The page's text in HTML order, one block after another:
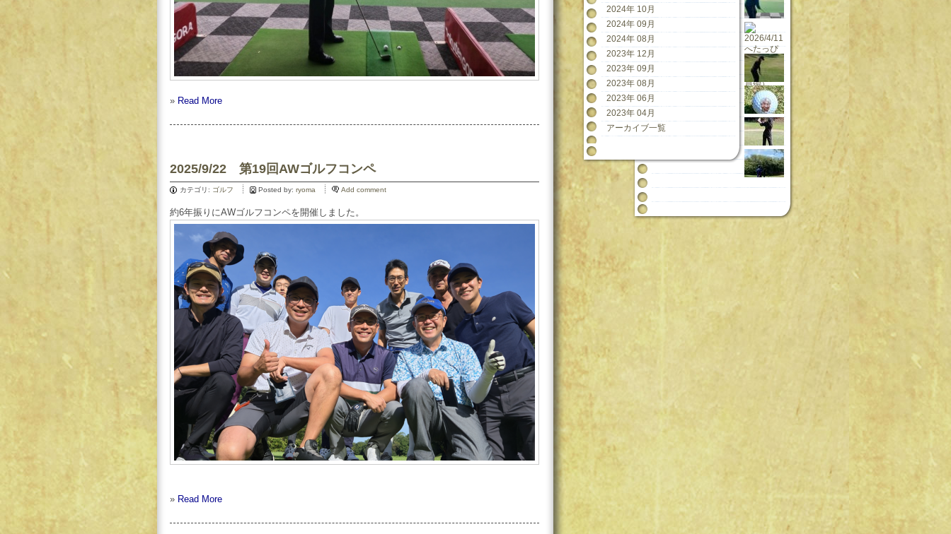
» Read More
2025/9/22 第19回AWゴルフコンペ
カテゴリ: ゴルフ Posted by: ryoma Add comment
約6年振りにAWゴルフコンペを開催しました。
» Read More
2024年 10月
2024年 09月
2024年 08月
2023年 12月
2023年 09月
2023年 08月
2023年 06月
2023年 04月
アーカイブ一覧